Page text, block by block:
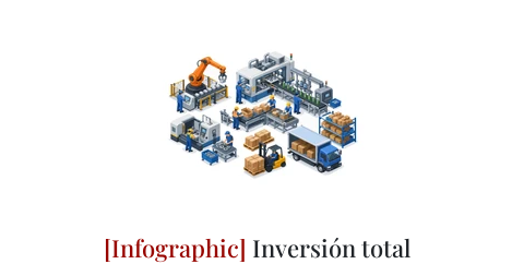
Inversión total